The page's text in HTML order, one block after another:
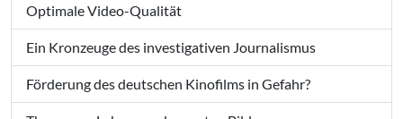
Optimale Video-Qualität
Ein Kronzeuge des investigativen Journalismus
Förderung des deutschen Kinofilms in Gefahr?